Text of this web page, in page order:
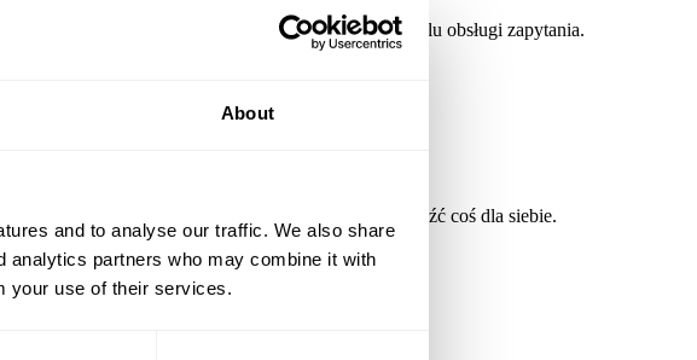
About
and to analyse our traffic. We also share
analytics partners who may combine it with
your use of their services.
Poznaniu. Dane będą przetwarzane wyłącznie w celu obsługi zapytania.
branż. Warto przeczytać - każdy może w nich znaleźć coś dla siebie.